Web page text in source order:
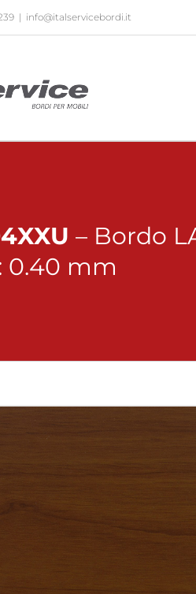
| info@italservicebordi.it
– Bordo
0.40 mm